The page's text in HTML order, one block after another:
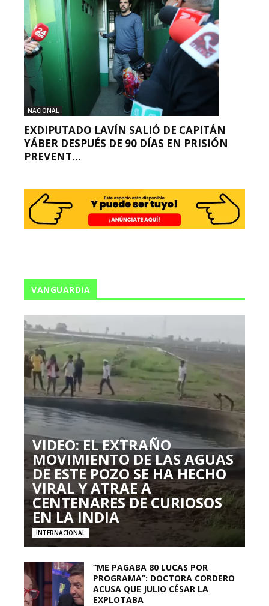
NACIONAL
EXDIPUTADO LAVÍN SALIÓ DE CAPITÁN
YÁBER DESPUÉS DE 90 DÍAS EN PRISIÓN
PREVENT...
VANGUARDIA
VIDEO: EL EXTRAÑO
MOVIMIENTO DE LAS AGUAS
DE ESTE POZO SE HA HECHO
VIRAL Y ATRAE A
CENTENARES DE CURIOSOS
EN LA INDIA
INTERNACIONAL
“ME PAGABA 80 LUCAS POR
PROGRAMA”: DOCTORA CORDERO
ACUSA QUE JULIO CÉSAR LA
EXPLOTABA